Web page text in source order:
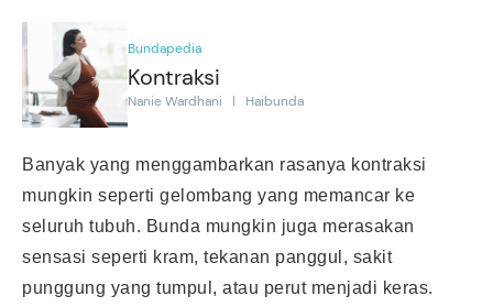
Bundapedia
Kontraksi
Nanie Wardhani | Haibunda
Banyak yang menggambarkan rasanya kontraksi
mungkin seperti gelombang yang memancar ke
seluruh tubuh. Bunda mungkin juga merasakan
sensasi seperti kram, tekanan panggul, sakit
punggung yang tumpul, atau perut menjadi keras.